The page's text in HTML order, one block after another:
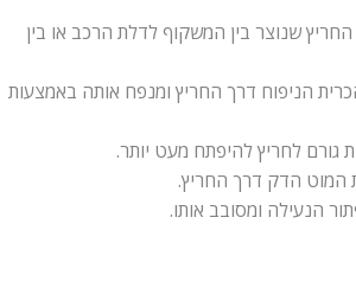
שנוצר בין המשקוף לדלת הרכב או בין
הניפוח דרך החריץ ומנפח אותה באמצעות
לחריץ להיפתח מעט יותר.
הדק דרך החריץ.
ומסובב אותו.